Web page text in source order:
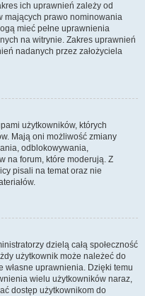
ich uprawnień zależy od
mających prawo nominowania
mieć pełne uprawnienia
na witrynie. Zakres uprawnień
nadanych przez założyciela
użytkowników, których
Mają oni możliwość zmiany
odblokowywania,
na forum, które moderują. Z
pisali na temat oraz nie
dzielą całą społeczność
użytkownik może należeć do
uprawnienia. Dzięki temu
wielu użytkowników naraz,
dostęp użytkownikom do